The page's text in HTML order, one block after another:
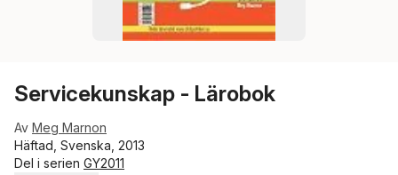
Servicekunskap - Lärobok
Av Meg Marnon
Häftad, Svenska, 2013
Del i serien GY2011